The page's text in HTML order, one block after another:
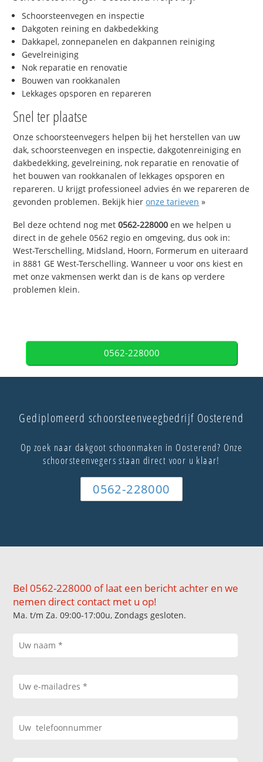
Schoorsteenvegen en inspectie
Dakgoten reining en dakbedekking
Dakkapel, zonnepanelen en dakpannen reiniging
Gevelreiniging
Nok reparatie en renovatie
Bouwen van rookkanalen
Lekkages opsporen en repareren
Snel ter plaatse
Onze schoorsteenvegers helpen bij het herstellen van uw
dak, schoorsteenvegen en inspectie, dakgotenreiniging en
dakbedekking, gevelreining, nok reparatie en renovatie of
het bouwen van rookkanalen of lekkages opsporen en
repareren. U krijgt professioneel advies én we repareren de
gevonden problemen. Bekijk hieronze tarieven »
Bel deze ochtend nog met0562-228000 en we helpen u
direct in de gehele 0562 regio en omgeving, dus ook in:
West-Terschelling, Midsland, Hoorn, Formerum en uiteraard
in 8881 GE West-Terschelling. Wanneer u voor ons kiest en
met onze vakmensen werkt dan is de kans op verdere
problemen klein.
0562-228000
Gediplomeerd schoorsteenveegbedrijf Oosterend
Op zoek naar dakgoot schoonmaken in Oosterend? Onze
schoorsteenvegers staan direct voor u klaar!
0562-228000
Bel 0562-228000 of laat een bericht achter en we
nemen direct contact met u op!
Ma. t/m Za. 09:00-17:00u, Zondags gesloten.